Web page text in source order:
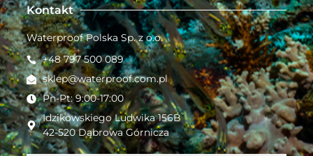
Kontakt
Waterproof Polska Sp. z o.o.
+48 797 500 089
sklep@waterproof.com.pl
Pn-Pt: 9:00-17:00
Idzikowskiego Ludwika 156B
42-520 Dąbrowa Górnicza